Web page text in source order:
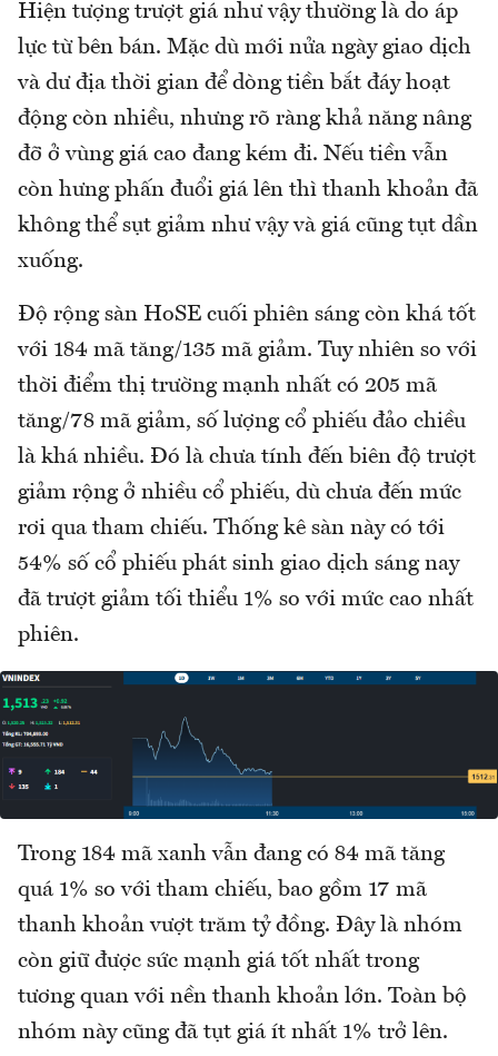
Hiện tượng trượt giá như vậy thường là do áp
lực từ bên bán. Mặc dù mới nửa ngày giao dịch
và dư địa thời gian để dòng tiền bắt đáy hoạt
động còn nhiều, nhưng rõ ràng khả năng nâng
đỡ ở vùng giá cao đang kém đi. Nếu tiền vẫn
còn hưng phấn đuổi giá lên thì thanh khoản đã
không thể sụt giảm như vậy và giá cũng tụt dần
xuống.
Độ rộng sàn HoSE cuối phiên sáng còn khá tốt
với 184 mã tăng/135 mã giảm. Tuy nhiên so với
thời điểm thị trường mạnh nhất có 205 mã
tăng/78 mã giảm, số lượng cổ phiếu đảo chiều
là khá nhiều. Đó là chưa tính đến biên độ trượt
giảm rộng ở nhiều cổ phiếu, dù chưa đến mức
rơi qua tham chiếu. Thống kê sàn này có tới
54% số cổ phiếu phát sinh giao dịch sáng nay
đã trượt giảm tối thiểu 1% so với mức cao nhất
phiên.
Trong 184 mã xanh vẫn đang có 84 mã tăng
quá 1% so với tham chiếu, bao gồm 17 mã
thanh khoản vượt trăm tỷ đồng. Đây là nhóm
còn giữ được sức mạnh giá tốt nhất trong
tương quan với nền thanh khoản lớn. Toàn bộ
nhóm này cũng đã tụt giá ít nhất 1% trở lên.